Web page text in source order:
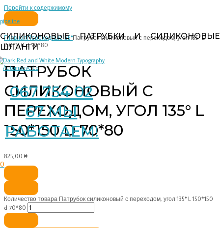
Перейти к содержимому
pipeline
СИЛИКОНОВЫЕ ПАТРУБКИ И СИЛИКОНОВЫЕ
ШЛАНГИ
067 754 02
67 МЫ
РАБОТАЕМ!
0
ГлавнаяПереходные135°Патрубок силиконовый с переходом, угол 135° L
150*150 d 70*80
ПАТРУБОК
СИЛИКОНОВЫЙ С
ПЕРЕХОДОМ, УГОЛ 135° L
150*150 D 70*80
825,00 ₴
Количество товара Патрубок силиконовый с переходом, угол 135° L 150*150
d 70*80